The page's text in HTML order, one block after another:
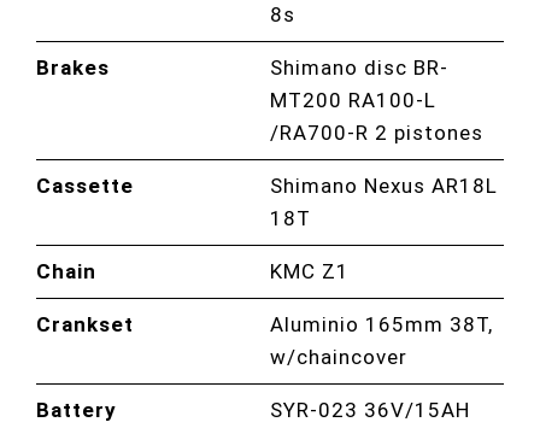
8s
Brakes
Shimano disc BR-
MT200 RA100-L
/RA700-R 2 pistones
Cassette
Shimano Nexus AR18L
18T
Chain KMC Z1
Crankset
Aluminio 165mm 38T,
w/chaincover
Battery
SYR-023 36V/15AH